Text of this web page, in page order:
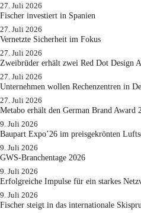
27. Juli 2026
Fischer investiert in Spanien
27. Juli 2026
Vernetzte Sicherheit im Fokus
27. Juli 2026
Zweibrüder erhält zwei Red Dot Design
27. Juli 2026
Unternehmen wollen Rechenzentren in
27. Juli 2026
Metabo erhält den German Brand Award
9. Juli 2026
Baupart Expo’26 im preisgekrönten
9. Juli 2026
GWS-Branchentage 2026
9. Juli 2026
Erfolgreiche Impulse für ein starkes
9. Juli 2026
Fischer steigt in das internationale